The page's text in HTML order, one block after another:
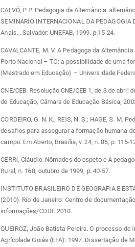
CALVÓ, P. P. Pedagogia da Alternância:
SEMINÁRIO INTERNACIONAL DA PEDAGOGIA
Anais... Salvador: UNEFAB, 1999. p.15-24.
CAVALCANTE, M. V. A Pedagoga da
Porto Nacional – TO: a possibilidade de uma
(Mestrado em Educação) – Universidade
CNE/CEB. Resolução CNE/CEB 1, de 3 de abril
de Educação, Câmara de Educação Básica,
CORDEIRO, G. N. K.; REIS, N. S.; HAGE, S. M.
desafios para assegurar a formação humana
campo. Em Aberto, Brasília, v. 24, n. 85, p. 115-
CERRI, Cláudio. Nômades do espeto e A
Rural, n. 168, outubro de 1999, p. 40-57.
INSTITUTO BRASILEIRO DE GEOGRAFIA E
(2010). Rio de Janeiro: Centro de
informações/CDDI. 2010.
QUEIROZ, João Batista Pereira. O processo de
Agrícolade Goiás (EFA). 1997. Dissertação de